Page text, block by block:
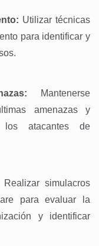
Utilizar técnicas
para identificar y
Mantenerse
amenazas y
los atacantes de
Realizar simulacros
para evaluar la
y identificar